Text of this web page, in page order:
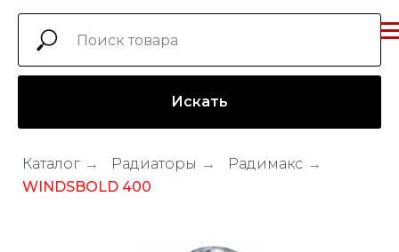
Искать
Каталог → Радиаторы → Радимакс →
WINDSBOLD 400